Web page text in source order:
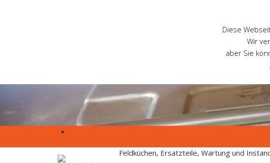
Feldküchen, Ersatzteile, Wartung und
Diese
Wir
aber Sie